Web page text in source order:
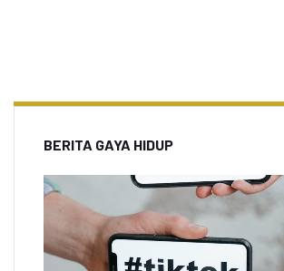
BERITA GAYA HIDUP